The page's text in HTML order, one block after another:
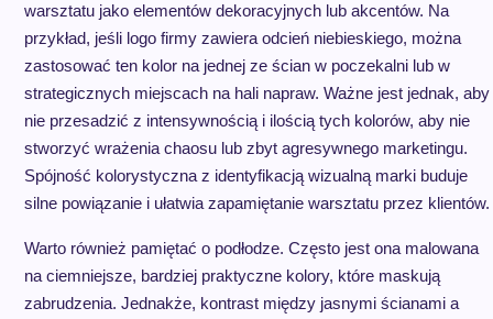
warsztatu jako elementów dekoracyjnych lub akcentów. Na
przykład, jeśli logo firmy zawiera odcień niebieskiego, można
zastosować ten kolor na jednej ze ścian w poczekalni lub w
strategicznych miejscach na hali napraw. Ważne jest jednak, aby
nie przesadzić z intensywnością i ilością tych kolorów, aby nie
stworzyć wrażenia chaosu lub zbyt agresywnego marketingu.
Spójność kolorystyczna z identyfikacją wizualną marki buduje
silne powiązanie i ułatwia zapamiętanie warsztatu przez klientów.
Warto również pamiętać o podłodze. Często jest ona malowana
na ciemniejsze, bardziej praktyczne kolory, które maskują
zabrudzenia. Jednakże, kontrast między jasnymi ścianami a